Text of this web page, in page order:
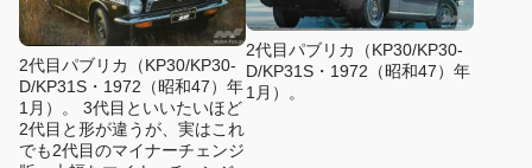
2代目パブリカ（KP30/KP30-
D/KP31S・1972（昭和47）年
1月）。 3代目といいたいほど
2代目と形が違うが、実はこれ
でも2代目のマイナーチェンジ
2代目パブリカ（KP30/KP30-
D/KP31S・1972（昭和47）年
1月）。